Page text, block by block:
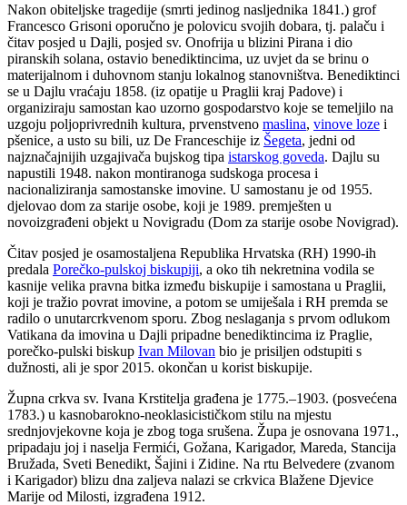
Nakon obiteljske tragedije (smrti jedinog nasljednika 1841.) grof
Francesco Grisoni oporučno je polovicu svojih dobara, tj. palaču i
čitav posjed u Dajli, posjed sv. Onofrija u blizini Pirana i dio
piranskih solana, ostavio benediktincima, uz uvjet da se brinu o
materijalnom i duhovnom stanju lokalnog stanovništva. Benediktinci
se u Dajlu vraćaju 1858. (iz opatije u Praglii kraj Padove) i
organiziraju samostan kao uzorno gospodarstvo koje se temeljilo na
uzgoju poljoprivrednih kultura, prvenstveno maslina, vinove loze i
pšenice, a usto su bili, uz De Franceschije iz Šegeta, jedni od
najznačajnijih uzgajivača bujskog tipa istarskog goveda. Dajlu su
napustili 1948. nakon montiranoga sudskoga procesa i
nacionaliziranja samostanske imovine. U samostanu je od 1955.
djelovao dom za starije osobe, koji je 1989. premješten u
novoizgrađeni objekt u Novigradu (Dom za starije osobe Novigrad).
Čitav posjed je osamostaljena Republika Hrvatska (RH) 1990-ih
predala Porečko-pulskoj biskupiji, a oko tih nekretnina vodila se
kasnije velika pravna bitka između biskupije i samostana u Praglii,
koji je tražio povrat imovine, a potom se umiješala i RH premda se
radilo o unutarcrkvenom sporu. Zbog neslaganja s prvom odlukom
Vatikana da imovina u Dajli pripadne benediktincima iz Praglie,
porečko-pulski biskup Ivan Milovan bio je prisiljen odstupiti s
dužnosti, ali je spor 2015. okončan u korist biskupije.
Župna crkva sv. Ivana Krstitelja građena je 1775.–1903. (posvećena
1783.) u kasnobarokno-neoklasicističkom stilu na mjestu
srednjovjekovne koja je zbog toga srušena. Župa je osnovana 1971.,
pripadaju joj i naselja Fermići, Gožana, Karigador, Mareda, Stancija
Bružada, Sveti Benedikt, Šajini i Zidine. Na rtu Belvedere (zvanom
i Karigador) blizu dna zaljeva nalazi se crkvica Blažene Djevice
Marije od Milosti, izgrađena 1912.